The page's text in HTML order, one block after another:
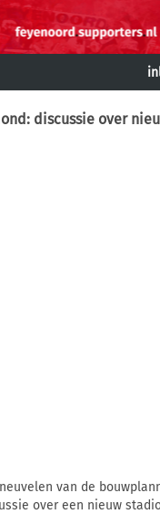
discussie over
van de
over een nieuw